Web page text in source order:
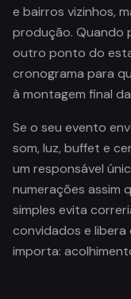
e bairros vizinhos,
produção. Quando
outro ponto do
cronograma para
à montagem final
Se o seu evento
som, luz, buffet e
um responsável
numerações assim
simples evita
convidados e
importa: